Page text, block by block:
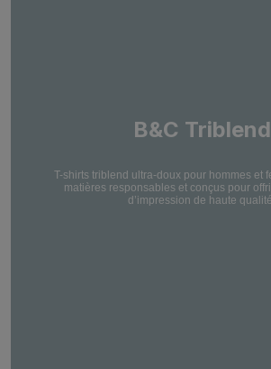
B&C Triblend
T-shirts triblend ultra-doux pour hommes et
matières responsables et conçus pour
d’impression de haute